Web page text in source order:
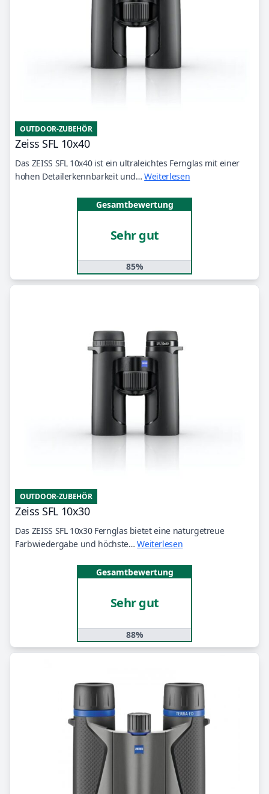
OUTDOOR-ZUBEHÖR
Zeiss SFL 10x40
Das ZEISS SFL 10x40 ist ein ultraleichtes Fernglas mit einer
hohen Detailerkennbarkeit und…Weiterlesen
Gesamtbewertung
Sehr gut
85%
OUTDOOR-ZUBEHÖR
Zeiss SFL 10x30
Das ZEISS SFL 10x30 Fernglas bietet eine naturgetreue
Farbwiedergabe und höchste…Weiterlesen
Gesamtbewertung
Sehr gut
88%